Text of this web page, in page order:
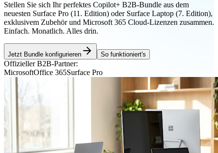
Stellen Sie sich Ihr perfektes Copilot+ B2B-Bundle aus dem
neuesten Surface Pro (11. Edition) oder Surface Laptop (7. Edition),
exklusivem Zubehör und Microsoft 365 Cloud-Lizenzen zusammen.
Einfach. Monatlich. Alles drin.
Jetzt Bundle konfigurieren So funktioniert's
Offizieller B2B-Partner:
MicrosoftOffice 365Surface Pro